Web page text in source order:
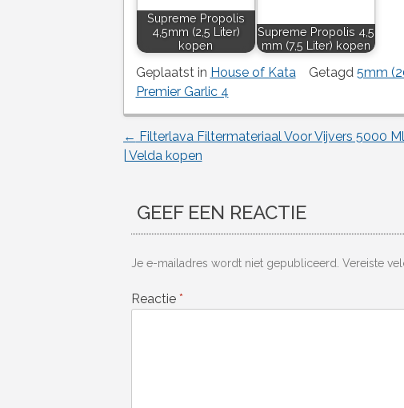
Supreme Propolis
4,5mm (2,5 Liter)
kopen
Supreme Propolis 4,5
mm (7,5 Liter) kopen
Geplaatst in House of Kata Getagd 5mm
Premier Garlic 4
Berichtnavigatie
← Filterlava Filtermateriaal Voor Vijvers 5000 Ml
| Velda kopen
GEEF EEN REACTIE
Je e-mailadres wordt niet gepubliceerd. Vereiste
Reactie *